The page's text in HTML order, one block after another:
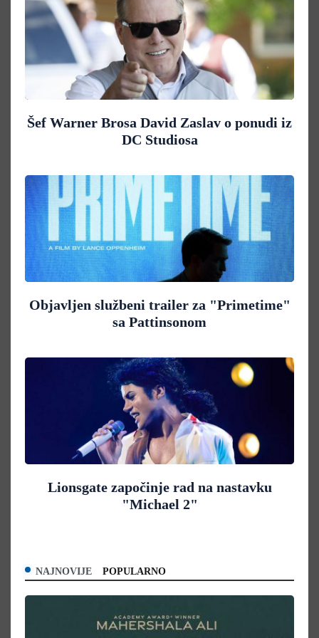
Šef Warner Brosa David Zaslav o ponudi iz
DC Studiosa
Objavljen službeni trailer za "Primetime"
sa Pattinsonom
Lionsgate započinje rad na nastavku
"Michael 2"
NAJNOVIJE POPULARNO